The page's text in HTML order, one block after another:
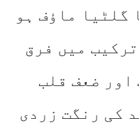
گلٹیا ماؤف ہو
میں فرق
اور ضعف قلب
کی رنگت زردی